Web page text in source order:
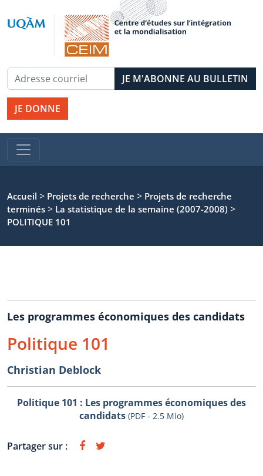
JE DONNE
Accueil > Projets de recherche > Projets de recherche
terminés > La statistique de la semaine (2007-2008) >
POLITIQUE 101
Les programmes économiques des candidats
Politique 101
Christian Deblock
Politique 101 : Les programmes économiques des
candidats (PDF - 2.5 Mio)
Partager sur :